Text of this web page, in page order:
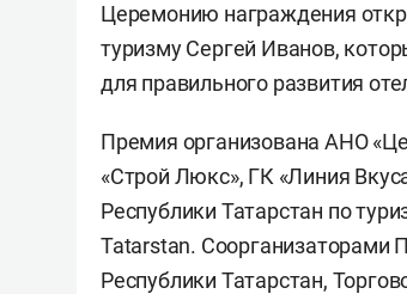
Церемонию награждения
туризму Сергей Иванов,
для правильного развития
Премия организована АНО
«Строй Люкс», ГК «Линия
Республики Татарстан по
Tatarstan. Соорганизаторами
Республики Татарстан,